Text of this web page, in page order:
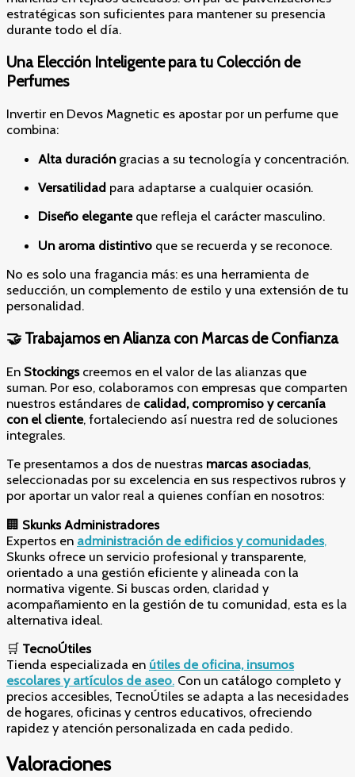
estratégicas son suficientes para mantener su presencia
durante todo el día.
Una Elección Inteligente para tu Colección de
Perfumes
Invertir en Devos Magnetic es apostar por un perfume que
combina:
Alta duracióngracias a su tecnología y concentración.
Versatilidad para adaptarse a cualquier ocasión.
Diseño eleganteque refleja el carácter masculino.
Un aroma distintivo que se recuerda y se reconoce.
No es solo una fragancia más: es una herramienta de
seducción, un complemento de estilo y una extensión de tu
personalidad.
🤝 Trabajamos en Alianza con Marcas de Confianza
En Stockingscreemos en el valor de las alianzas que
suman. Por eso, colaboramos con empresas que comparten
nuestros estándares de calidad, compromiso y cercanía
con el cliente, fortaleciendo así nuestra red de soluciones
integrales.
Te presentamos a dos de nuestras marcas asociadas,
seleccionadas por su excelencia en sus respectivos rubros y
por aportar un valor real a quienes confían en nosotros:
🏢 Skunks Administradores
Expertos en administración de edificios y comunidades,
Skunks ofrece un servicio profesional y transparente,
orientado a una gestión eficiente y alineada con la
normativa vigente. Si buscas orden, claridad y
acompañamiento en la gestión de tu comunidad, esta es la
alternativa ideal.
🛒 TecnoÚtiles
Tienda especializada en útiles de oficina, insumos
escolares y artículos de aseo. Con un catálogo completo y
precios accesibles, TecnoÚtiles se adapta a las necesidades
de hogares, oficinas y centros educativos, ofreciendo
rapidez y atención personalizada en cada pedido.
Valoraciones